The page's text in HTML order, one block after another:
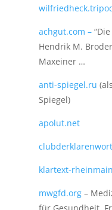
achgut.com –
Hendrik M.
Maxeiner …
anti-spiegel.ru
Spiegel)
apolut.net
klartext-
mwgfd.org–